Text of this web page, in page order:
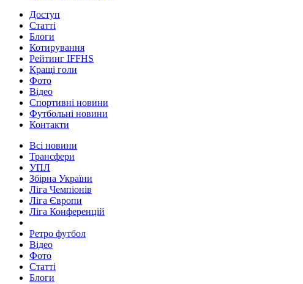
Доступ
Статті
Блоги
Котирування
Рейтинг IFFHS
Кращі голи
Фото
Відео
Спортивні новини
Футбольні новини
Контакти
Всі новини
Трансфери
УПЛ
Збірна України
Ліга Чемпіонів
Ліга Європи
Ліга Конференцій
Ретро футбол
Відео
Фото
Статті
Блоги